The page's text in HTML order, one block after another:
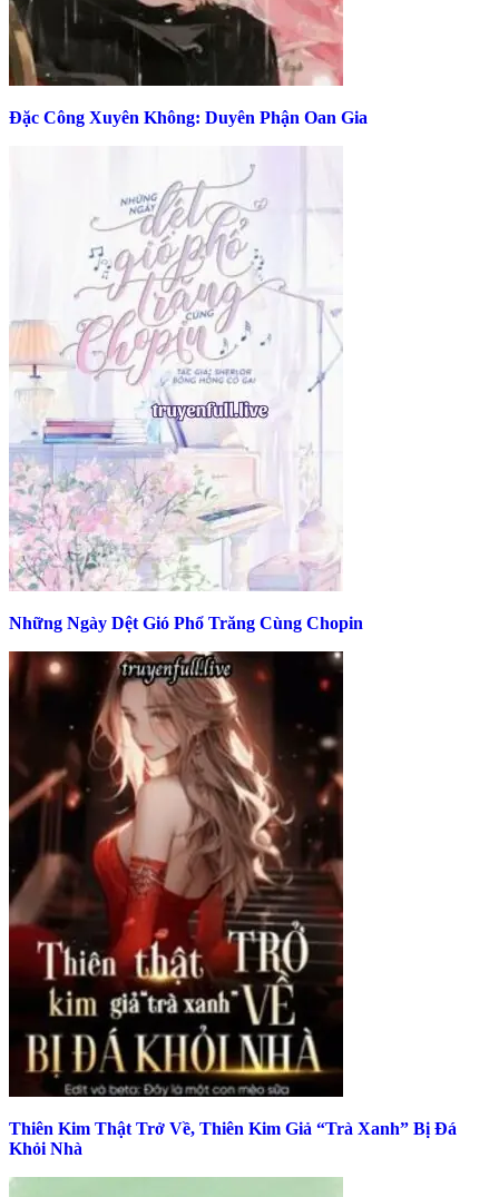
Đặc Công Xuyên Không: Duyên Phận Oan Gia
Những Ngày Dệt Gió Phổ Trăng Cùng Chopin
Thiên Kim Thật Trở Về, Thiên Kim Giả “Trà Xanh” Bị Đá
Khỏi Nhà